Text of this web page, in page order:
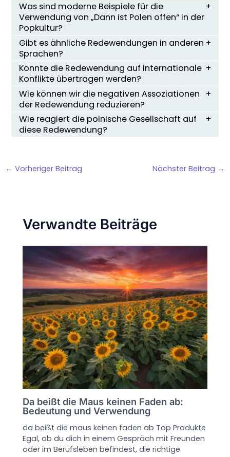
Was sind moderne Beispiele für die
Verwendung von „Dann ist Polen offen“ in der
Popkultur?
Gibt es ähnliche Redewendungen in anderen
Sprachen?
Könnte die Redewendung auf internationale
Konflikte übertragen werden?
Wie können wir die negativen Assoziationen
der Redewendung reduzieren?
Wie reagiert die polnische Gesellschaft auf
diese Redewendung?
← Vorheriger Beitrag Nächster Beitrag →
Verwandte Beiträge
Da beißt die Maus keinen Faden ab:
Bedeutung und Verwendung
da beißt die maus keinen faden ab Top Produkte
Egal, ob du dich in einem Gespräch mit Freunden
oder im Berufsleben befindest, die richtige